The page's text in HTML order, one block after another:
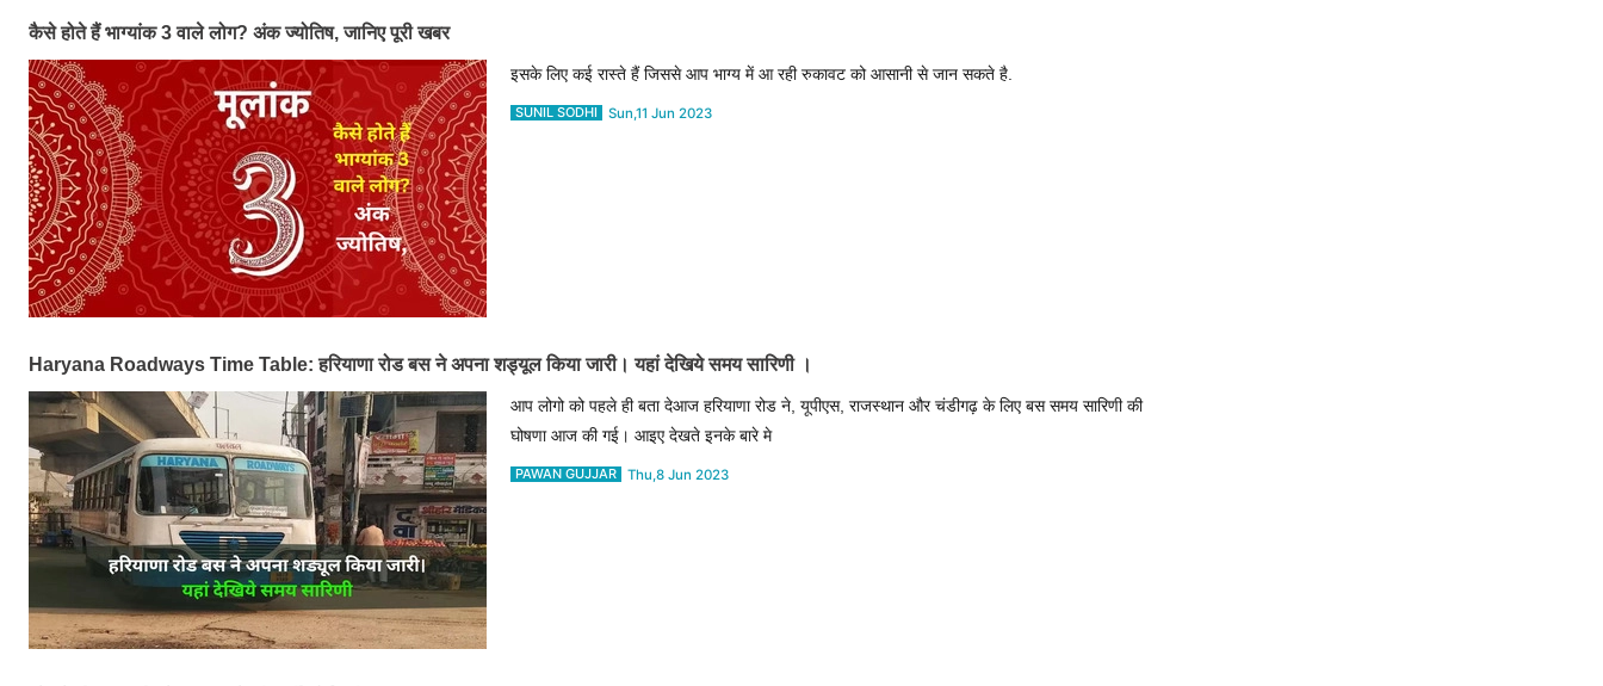
कैसे होते हैं भाग्यांक 3 वाले लोग? अंक ज्योतिष, जानिए पूरी खबर
इसके लिए कई रास्ते हैं जिससे आप भाग्य में आ रही रुकावट को आसानी से जान सकते है.
SUNIL SODHI Sun,11 Jun 2023
Haryana Roadways Time Table: हरियाणा रोड बस ने अपना शड्यूल किया जारी। यहां देखिये समय सारिणी ।
आप लोगो को पहले ही बता देआज हरियाणा रोड ने, यूपीएस, राजस्थान और चंडीगढ़ के लिए बस समय सारिणी की
घोषणा आज की गई। आइए देखते इनके बारे मे
PAWAN GUJJAR Thu,8 Jun 2023